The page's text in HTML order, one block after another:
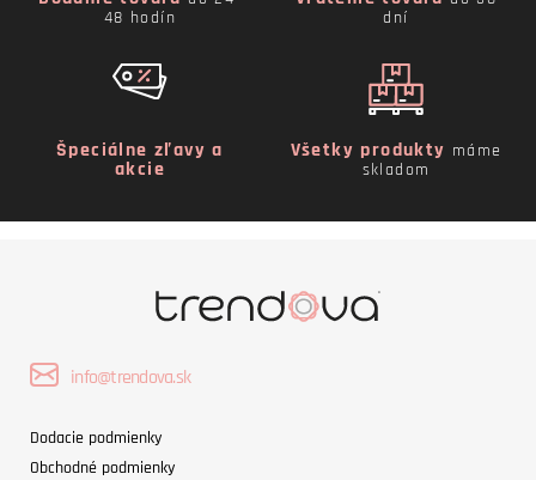
48 hodín
dní
Špeciálne zľavy a
akcie
Všetky produkty máme
skladom
info@trendova.sk
Dodacie podmienky
Obchodné podmienky